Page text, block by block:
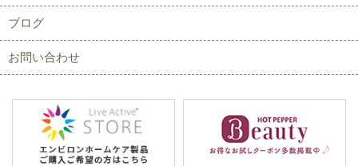
ブログ
お問い合わせ